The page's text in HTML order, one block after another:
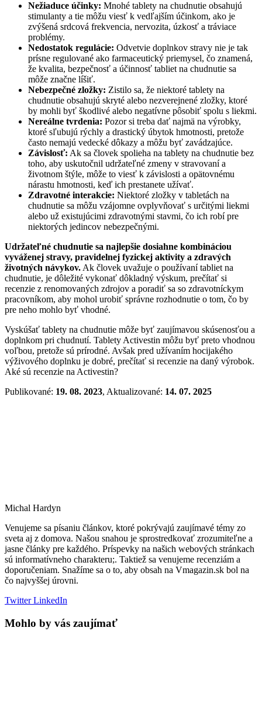
Nežiaduce účinky: Mnohé tablety na chudnutie obsahujú
stimulanty a tie môžu viesť k vedľajším účinkom, ako je
zvýšená srdcová frekvencia, nervozita, úzkosť a tráviace
problémy.
Nedostatok regulácie: Odvetvie doplnkov stravy nie je tak
prísne regulované ako farmaceutický priemysel, čo znamená,
že kvalita, bezpečnosť a účinnosť tabliet na chudnutie sa
môže značne líšiť.
Nebezpečné zložky: Zistilo sa, že niektoré tablety na
chudnutie obsahujú skryté alebo nezverejnené zložky, ktoré
by mohli byť škodlivé alebo negatívne pôsobiť spolu s liekmi.
Nereálne tvrdenia: Pozor si treba dať najmä na výrobky,
ktoré sľubujú rýchly a drastický úbytok hmotnosti, pretože
často nemajú vedecké dôkazy a môžu byť zavádzajúce.
Závislosť: Ak sa človek spolieha na tablety na chudnutie bez
toho, aby uskutočnil udržateľné zmeny v stravovaní a
životnom štýle, môže to viesť k závislosti a opätovnému
nárastu hmotnosti, keď ich prestanete užívať.
Zdravotné interakcie: Niektoré zložky v tabletách na
chudnutie sa môžu vzájomne ovplyvňovať s určitými liekmi
alebo už existujúcimi zdravotnými stavmi, čo ich robí pre
niektorých jedincov nebezpečnými.
Udržateľné chudnutie sa najlepšie dosiahne kombináciou
vyváženej stravy, pravidelnej fyzickej aktivity a zdravých
životných návykov. Ak človek uvažuje o používaní tabliet na
chudnutie, je dôležité vykonať dôkladný výskum, prečítať si
recenzie z renomovaných zdrojov a poradiť sa so zdravotníckym
pracovníkom, aby mohol urobiť správne rozhodnutie o tom, čo by
pre neho mohlo byť vhodné.
Vyskúšať tablety na chudnutie môže byť zaujímavou skúsenosťou a
doplnkom pri chudnutí. Tablety Activestin môžu byť preto vhodnou
voľbou, pretože sú prírodné. Avšak pred užívaním hocijakého
výživového doplnku je dobré, prečítať si recenzie na daný výrobok.
Aké sú recenzie na Activestin?
Publikované: 19. 08. 2023, Aktualizované: 14. 07. 2025
Michal Hardyn
Venujeme sa písaniu článkov, ktoré pokrývajú zaujímavé témy zo
sveta aj z domova. Našou snahou je sprostredkovať zrozumiteľne a
jasne články pre každého. Príspevky na našich webových stránkach
sú informatívneho charakteru;. Taktiež sa venujeme recenziám a
doporučeniam. Snažíme sa o to, aby obsah na Vmagazin.sk bol na
čo najvyššej úrovni.
TwitterLinkedIn
Mohlo by vás zaujímať